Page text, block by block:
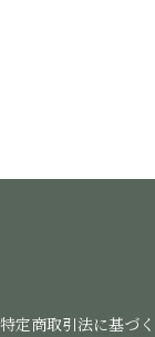
特定商取引法に基づ